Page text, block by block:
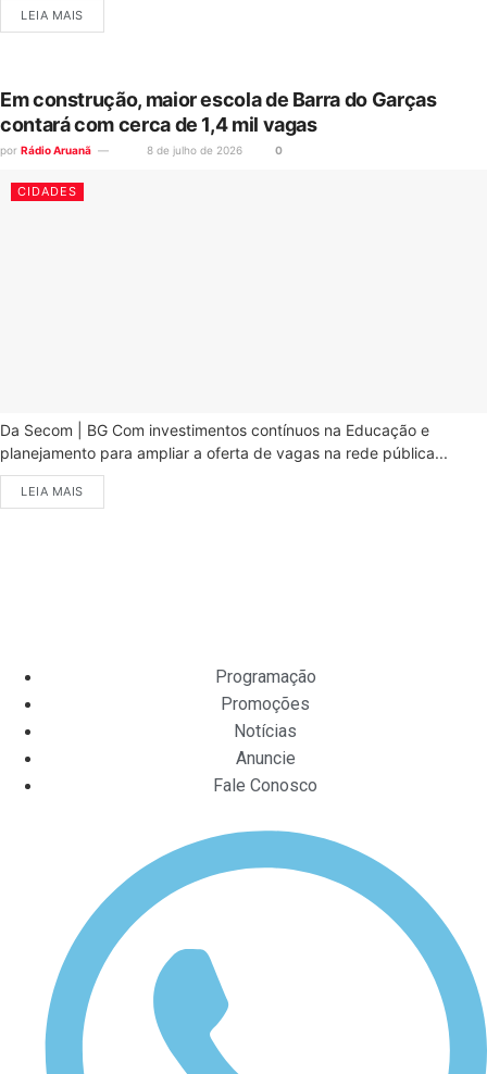
LEIA MAIS
Em construção, maior escola de Barra do Garças
contará com cerca de 1,4 mil vagas
por Rádio Aruanã 8 de julho de 2026 0
CIDADES
Da Secom | BG Com investimentos contínuos na Educação e
planejamento para ampliar a oferta de vagas na rede pública...
LEIA MAIS
Programação
Promoções
Notícias
Anuncie
Fale Conosco